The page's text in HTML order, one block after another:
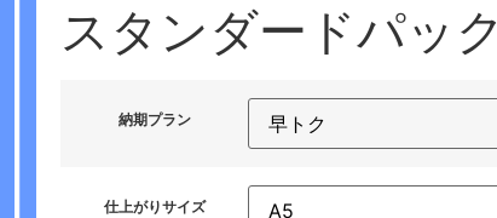
スタンダードパック
納期プラン
仕上がりサイズ